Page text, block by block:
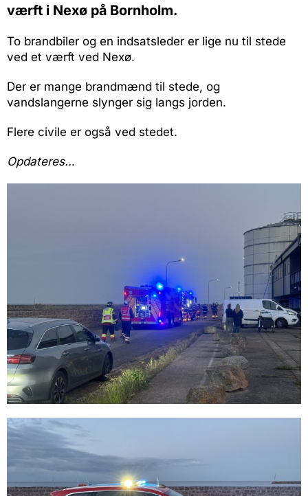
værft i Nexø på Bornholm.
To brandbiler og en indsatsleder er lige nu til stede
ved et værft ved Nexø.
Der er mange brandmænd til stede, og
vandslangerne slynger sig langs jorden.
Flere civile er også ved stedet.
Opdateres…